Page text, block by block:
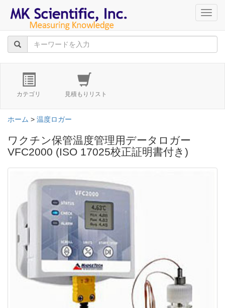
カテゴリ 見積もりリスト
ホーム > 温度ロガー
ワクチン保管温度管理用データロガー
VFC2000 (ISO 17025校正証明書付き)